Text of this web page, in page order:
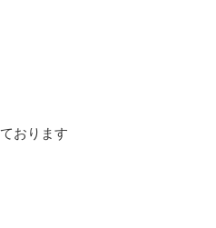
おります